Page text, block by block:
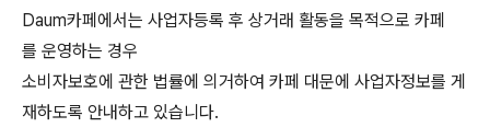
Daum카페에서는 사업자등록 후 상거래 활동을 목적으로 카페
를 운영하는 경우
소비자보호에 관한 법률에 의거하여 카페 대문에 사업자정보를 게
재하도록 안내하고 있습니다.